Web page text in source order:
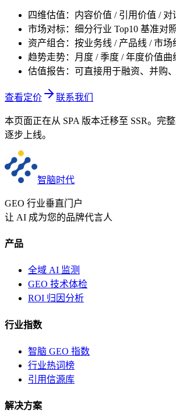
四维估值：内容价值 / 引用价值 / 对
市场对标：细分行业 Top10 基准对
资产组合：按业务线 / 产品线 / 市场
趋势走势：月度 / 季度 / 年度价值曲
估值报告：可直接用于融资、并购
查看定价 联系我们
本页面正在从 SPA 版本迁移至 SSR。完
逐步上线。
智脑时代
GEO 行业垂直门户
让 AI 成为您的品牌代言人
产品
全域 AI 监测
GEO 技术体检
ROI 归因分析
行业指数
智脑 GEO 指数
行业热词榜
引用信源库
解决方案